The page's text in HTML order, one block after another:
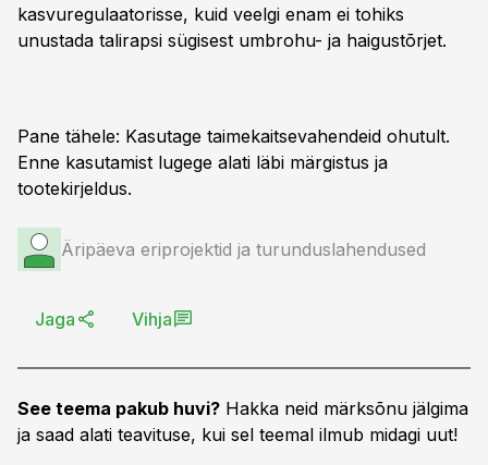
kasvuregulaatorisse, kuid veelgi enam ei tohiks
unustada talirapsi sügisest umbrohu- ja haigustõrjet.
Pane tähele: Kasutage taimekaitsevahendeid ohutult.
Enne kasutamist lugege alati läbi märgistus ja
tootekirjeldus.
Äripäeva eriprojektid ja turunduslahendused
Jaga Vihja
See teema pakub huvi? Hakka neid märksõnu jälgima
ja saad alati teavituse, kui sel teemal ilmub midagi uut!